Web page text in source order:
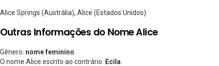
Alice Springs (Austrália), Alice (Estados Unidos)
Outras Informações do Nome Alice
Gênero: nome feminino
O nome Alice escrito ao contrário: Ecila